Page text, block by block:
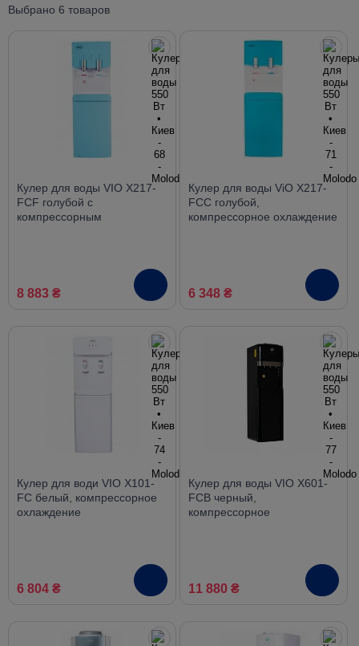
Выбрано 6 товаров
Кулер для воды VIO Х217-
FCF голубой с
компрессорным
8 883 ₴
Кулер для воды ViO X217-
FCC голубой,
компрессорное охлаждение
6 348 ₴
Кулер для води VIO X101-
FC белый, компрессорное
охлаждение
6 804 ₴
Кулер для воды VIO X601-
FCB черный,
компрессорное
11 880 ₴